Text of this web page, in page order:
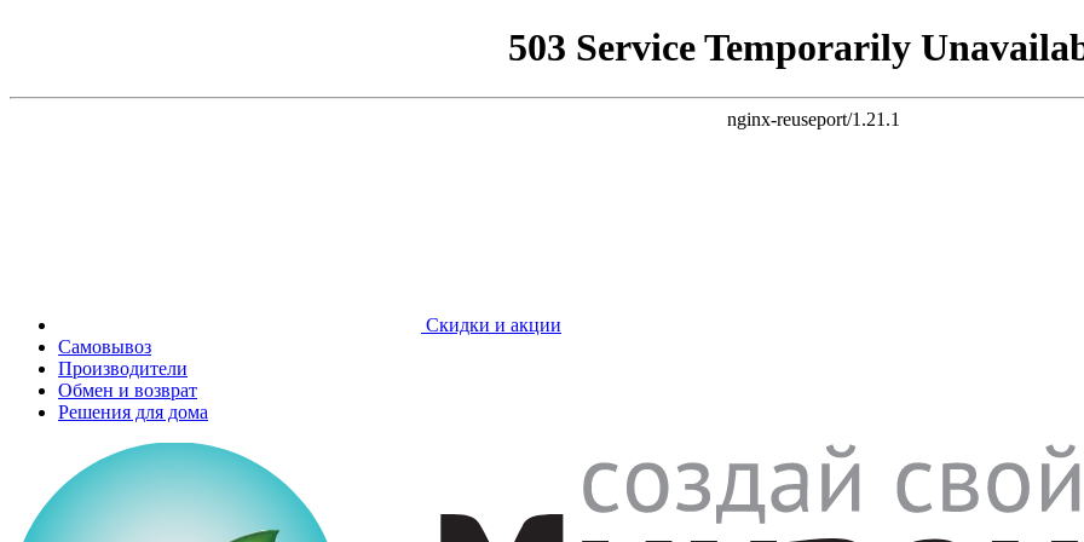
503 Service Temporarily
nginx-reuseport/1.21.1
Скидки и акции
Самовывоз
Производители
Обмен и возврат
Решения для дома